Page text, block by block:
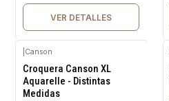
VER DETALLES
Canson
Croquera Canson XL
Aquarelle - Distintas
Medidas